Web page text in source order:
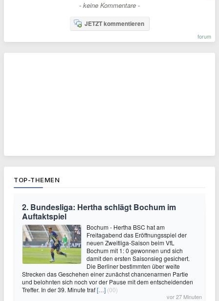
- keine Kommentare -
JETZT kommentieren
forum
TOP-THEMEN
2. Bundesliga: Hertha schlägt Bochum im
Auftaktspiel
Bochum - Hertha BSC hat am
Freitagabend das Eröffnungsspiel der
neuen Zweitliga-Saison beim VfL
Bochum mit 1: 0 gewonnen und sich
damit den ersten Saisonsieg gesichert.
Die Berliner bestimmten über weite
Strecken das Geschehen einer zunächst chancenarmen Partie
und belohnten sich noch vor der Pause mit dem entscheidenden
Treffer. In der 39. Minute traf[…] (00)
vor 27 Minuten